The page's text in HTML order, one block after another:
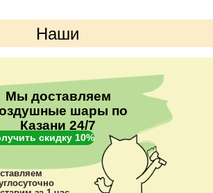
Наши
преимущества
Мы доставляем
шары по
Казани 24/7
скидку 10%